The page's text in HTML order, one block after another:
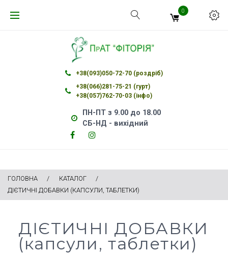
0
+38(093)050-72-70 (роздріб)
+38(066)281-75-21 (гурт)
+38(057)762-70-03 (інфо)
ПН-ПТ з 9.00 до 18.00
СБ-НД - вихідний
Facebook
Instagram
ГОЛОВНА / КАТАЛОГ
/
ДІЄТИЧНІ ДОБАВКИ (КАПСУЛИ, ТАБЛЕТКИ)
ДІЄТИЧНІ ДОБАВКИ
(капсули, таблетки)